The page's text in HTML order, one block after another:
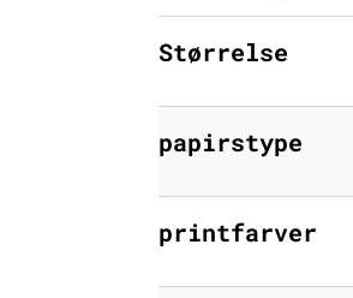
Størrelse
papirstype
printfarver